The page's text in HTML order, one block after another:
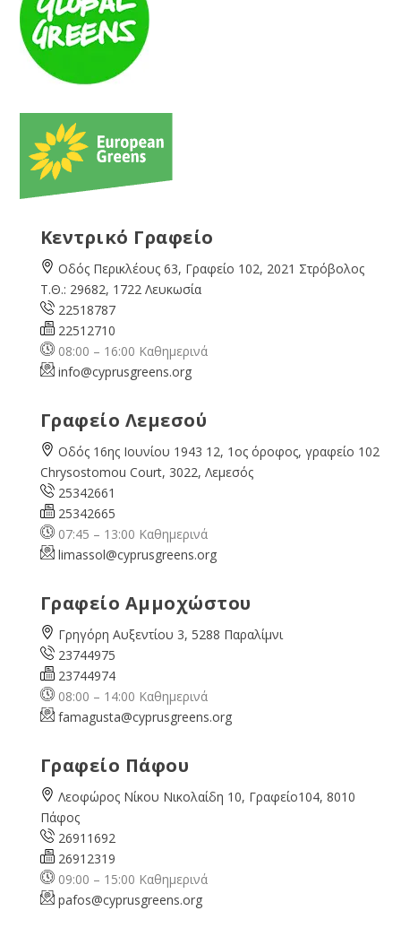
Κεντρικό Γραφείο
Οδός Περικλέους 63, Γραφείο 102, 2021 Στρόβολος
Τ.Θ.: 29682, 1722 Λευκωσία
22518787
22512710
08:00 – 16:00 Καθημερινά
info@cyprusgreens.org
Γραφείο Λεμεσού
Οδός 16ης Ιουνίου 1943 12, 1ος όροφος, γραφείο 102
Chrysostomou Court, 3022, Λεμεσός
25342661
25342665
07:45 – 13:00 Καθημερινά
limassol@cyprusgreens.org
Γραφείο Αμμοχώστου
Γρηγόρη Αυξεντίου 3, 5288 Παραλίμνι
23744975
23744974
08:00 – 14:00 Καθημερινά
famagusta@cyprusgreens.org
Γραφείο Πάφου
Λεοφώρος Νίκου Νικολαίδη 10, Γραφείο104, 8010
Πάφος
26911692
26912319
09:00 – 15:00 Καθημερινά
pafos@cyprusgreens.org